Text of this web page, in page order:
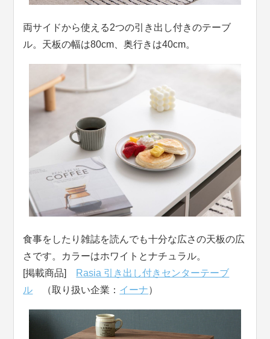
両サイドから使える2つの引き出し付きのテーブ
ル。天板の幅は80cm、奥行きは40cm。
食事をしたり雑誌を読んでも十分な広さの天板の広
さです。カラーはホワイトとナチュラル。
[掲載商品] Rasia 引き出し付きセンターテーブ
ル （取り扱い企業： イーナ）